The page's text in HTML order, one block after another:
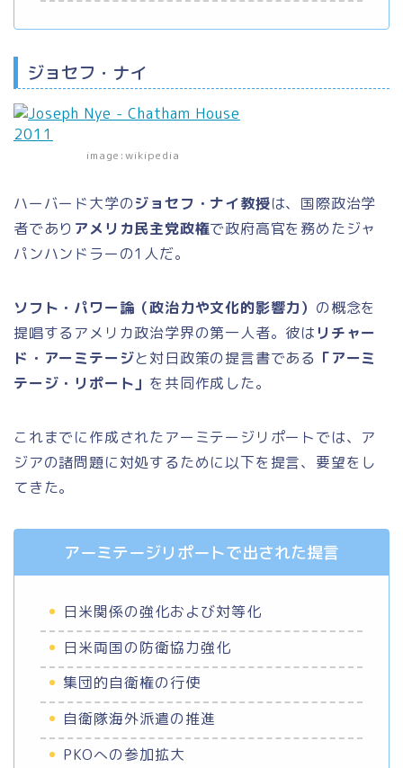
ジョセフ・ナイ
image:wikipedia
ハーバード大学のジョセフ・ナイ教授は、国際政治学
者であり アメリカ民主党政権で政府高官を務めたジャ
パンハンドラーの1人だ。
ソフト・パワー論（政治力や文化的影響力） の概念を
提唱するアメリカ政治学界の第一人者。彼はリチャー
ド・アーミテージと対日政策の提言書である 「アーミ
テージ・リポート」 を共同作成した。
これまでに作成されたアーミテージリポートでは、ア
ジアの諸問題に対処するために以下を提言、要望をし
てきた。
アーミテージリポートで出された提言
日米関係の強化および対等化
日米両国の防衛協力強化
集団的自衛権の行使
自衛隊海外派遣の推進
PKOへの参加拡大